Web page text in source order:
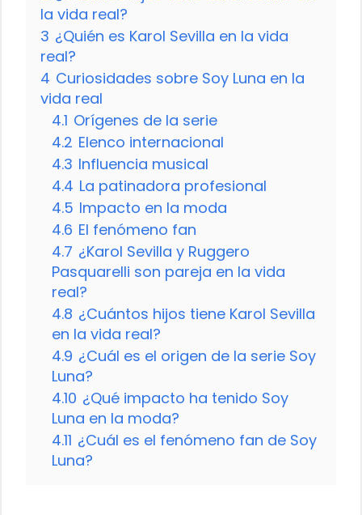
la vida real?
3 ¿Quién es Karol Sevilla en la vida
real?
4 Curiosidades sobre Soy Luna en la
vida real
4.1 Orígenes de la serie
4.2 Elenco internacional
4.3 Influencia musical
4.4 La patinadora profesional
4.5 Impacto en la moda
4.6 El fenómeno fan
4.7 ¿Karol Sevilla y Ruggero
Pasquarelli son pareja en la vida
real?
4.8 ¿Cuántos hijos tiene Karol Sevilla
en la vida real?
4.9 ¿Cuál es el origen de la serie Soy
Luna?
4.10 ¿Qué impacto ha tenido Soy
Luna en la moda?
4.11 ¿Cuál es el fenómeno fan de Soy
Luna?